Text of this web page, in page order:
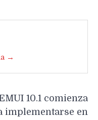
→
10.1 comienza
implementarse en